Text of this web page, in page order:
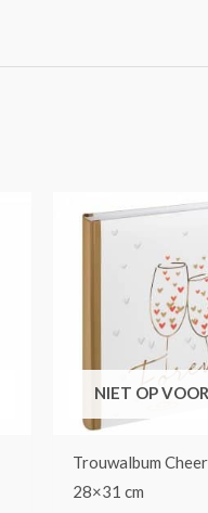
NIET OP
Trouwalbum
28×31 cm